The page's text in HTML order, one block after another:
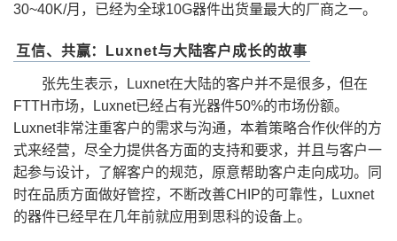
30~40K/月，已经为全球10G器件出货量最大的厂商之一。
互信、共赢：Luxnet与大陆客户成长的故事
张先生表示，Luxnet在大陆的客户并不是很多，但在
FTTH市场，Luxnet已经占有光器件50%的市场份额。
Luxnet非常注重客户的需求与沟通，本着策略合作伙伴的方
式来经营，尽全力提供各方面的支持和要求，并且与客户一
起参与设计，了解客户的规范，原意帮助客户走向成功。同
时在品质方面做好管控，不断改善CHIP的可靠性，Luxnet
的器件已经早在几年前就应用到思科的设备上。